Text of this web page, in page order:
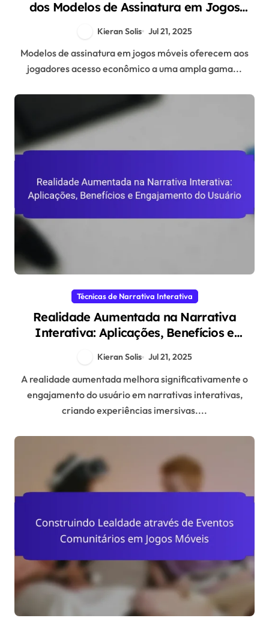
dos Modelos de Assinatura em Jogos
Kieran Solis Jul 21, 2025
Modelos de assinatura em jogos móveis oferecem aos
jogadores acesso econômico a uma ampla gama...
Técnicas de Narrativa Interativa
Realidade Aumentada na Narrativa
Interativa: Aplicações, Benefícios e
Kieran Solis Jul 21, 2025
A realidade aumentada melhora significativamente o
engajamento do usuário em narrativas interativas,
criando experiências imersivas....